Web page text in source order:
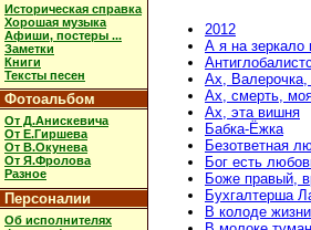
Историческая справка
Хорошая музыка
Афиши, постеры ...
Заметки
Книги
Тексты песен
Фотоальбом
От Д.Анискевича
От Е.Гиршева
От В.Окунева
От Я.Фролова
Разное
Персоналии
Об исполнителях
2012
А я на зеркало
Ах,
Ах, смерть,
Ах, эта вишня
Бабка-Ёжка
Безответная
Бог есть
Боже правый,
Бухгалтерша
В колоде жизни